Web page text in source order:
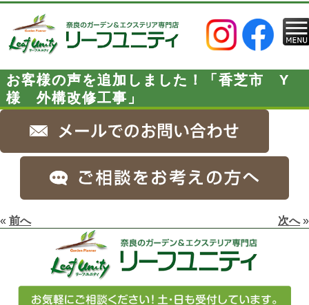
お客様の声を追加しました！「香芝市 Y
様 外構改修工事」
« 前へ 次へ»